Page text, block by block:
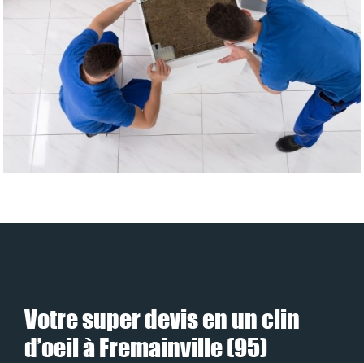
Votre super devis en un clin
d’oeil à Fremainville (95)